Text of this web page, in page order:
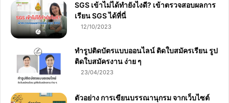
SGS เข้าไม่ได้ทำยังไงดี? เข้าตรวจสอบผลการ
เรียน SGS ได้ที่นี่
12/10/2023
ทำรูปติดบัตรแบบออนไลน์ ติดใบสมัครเรียน รูป
ติดใบสมัครงาน ง่าย ๆ
23/04/2023
ตัวอย่าง การเขียนบรรณานุกรม จากเว็บไซต์